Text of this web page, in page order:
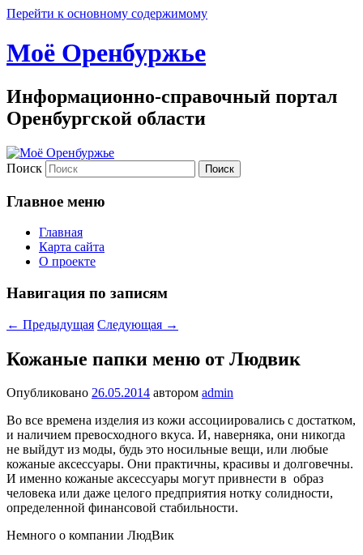
Перейти к основному содержимому
Моё Оренбуржье
Информационно-справочный портал
Оренбургской области
Поиск
Главное меню
Главная
Карта сайта
О проекте
Навигация по записям
← Предыдущая Следующая →
Кожаные папки меню от Людвик
Опубликовано 26.05.2014 автором admin
Во все времена изделия из кожи ассоциировались с достатком,
и наличием превосходного вкуса. И, наверняка, они никогда
не выйдут из моды, будь это носильные вещи, или любые
кожаные аксессуары. Они практичны, красивы и долговечны.
И именно кожаные аксессуары могут привнести в образ
человека или даже целого предприятия нотку солидности,
определенной финансовой стабильности.
Немного о компании ЛюдВик